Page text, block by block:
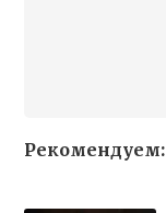
Рекомендуем: